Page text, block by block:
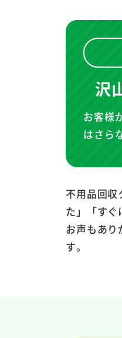
沢
お客様
はさら
不用品回
た」「す
お声もあ
す。